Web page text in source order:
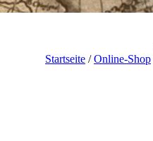
Startseite /Online-Shop